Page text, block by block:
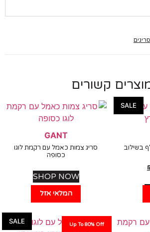
קשורים
המלאי אזל
GANT
סריג צמות כאמל עם רקמת לוגו
כסופה
SHOP NOW
SALE Up To 80% Off